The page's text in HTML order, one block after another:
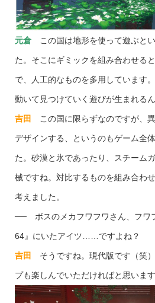
元倉この国は地形を使って遊ぶとい
た。そこにギミックを組み合わせる
で、人工的なものを多用しています
動いて見つけていく遊びが生まれるん
吉田 この国に限らずなのですが、
デザインする、というのもゲーム全
た。砂漠と氷であったり、スチーム
械ですね。対比するものを組み合わ
考えました。
── ボスのメカフワフワさん、フワ
64』にいたアイツ……ですよね？
吉田 そうですね。現代版です（笑
プも楽しんでいただければと思います